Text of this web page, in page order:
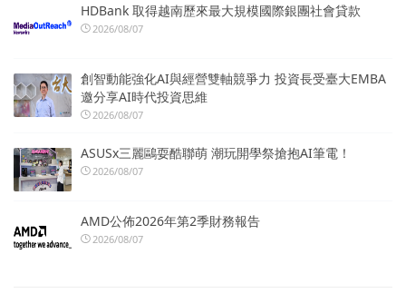
HDBank 取得越南歷來最大規模國際銀團社會貸款
2026/08/07
創智動能強化AI與經營雙軸競爭力 投資長受臺大EMBA
邀分享AI時代投資思維
2026/08/07
ASUSx三麗鷗耍酷聯萌 潮玩開學祭搶抱AI筆電！
2026/08/07
AMD公佈2026年第2季財務報告
2026/08/07